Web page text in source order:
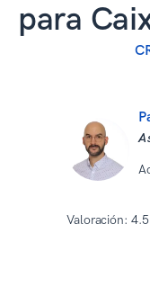
para
Valoración: 4.5